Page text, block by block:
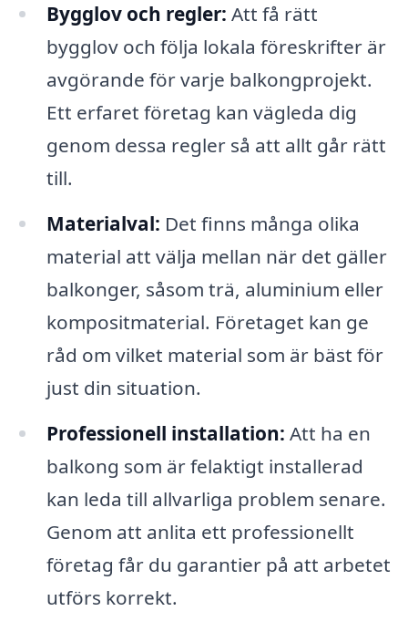
Bygglov och regler: Att få rätt
bygglov och följa lokala föreskrifter är
avgörande för varje balkongprojekt.
Ett erfaret företag kan vägleda dig
genom dessa regler så att allt går rätt
till.
Materialval: Det finns många olika
material att välja mellan när det gäller
balkonger, såsom trä, aluminium eller
kompositmaterial. Företaget kan ge
råd om vilket material som är bäst för
just din situation.
Professionell installation: Att ha en
balkong som är felaktigt installerad
kan leda till allvarliga problem senare.
Genom att anlita ett professionellt
företag får du garantier på att arbetet
utförs korrekt.